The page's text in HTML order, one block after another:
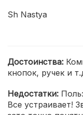
Sh Nastya
Достоинства:
кнопок, ручек и
Недостатки:
Все устраивает!